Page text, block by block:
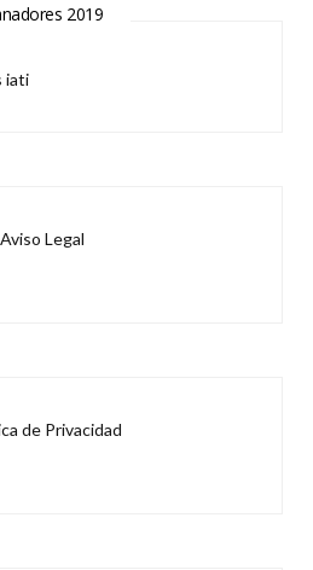
2019
Aviso Legal
de Privacidad